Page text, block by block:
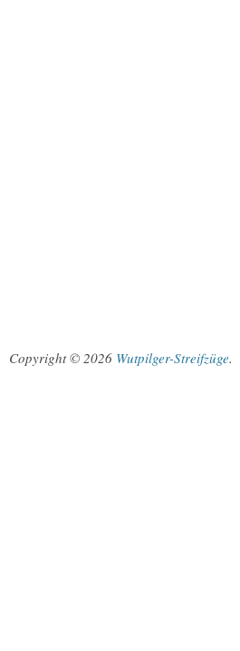
Copyright © 2026 Wutpilger-Streifzüge.